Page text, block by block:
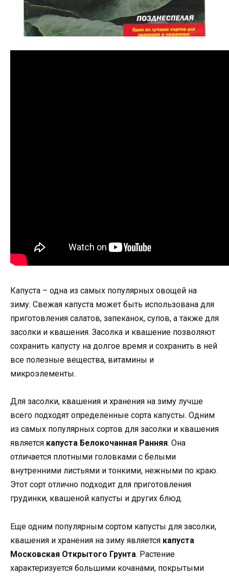
Капуста – одна из самых популярных овощей на
зиму. Свежая капуста может быть использована для
приготовления салатов, запеканок, супов, а также для
засолки и квашения. Засолка и квашение позволяют
сохранить капусту на долгое время и сохранить в ней
все полезные вещества, витамины и
микроэлементы.
Для засолки, квашения и хранения на зиму лучше
всего подходят определенные сорта капусты. Одним
из самых популярных сортов для засолки и квашения
является капуста Белокочанная Ранняя. Она
отличается плотными головками с белыми
внутренними листьями и тонкими, нежными по краю.
Этот сорт отлично подходит для приготовления
грудинки, квашеной капусты и других блюд.
Еще одним популярным сортом капусты для засолки,
квашения и хранения на зиму является капуста
Московская Открытого Грунта. Растение
характеризуется большими кочанами, покрытыми